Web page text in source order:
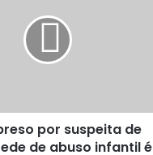
por suspeita de
de abuso infantil é